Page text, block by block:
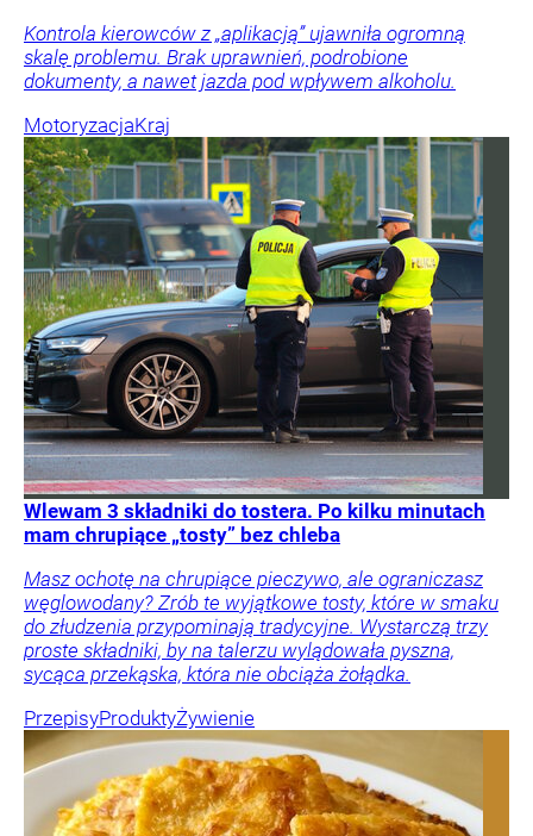
Kontrola kierowców z „aplikacją” ujawniła ogromną
skalę problemu. Brak uprawnień, podrobione
dokumenty, a nawet jazda pod wpływem alkoholu.
MotoryzacjaKraj
Wlewam 3 składniki do tostera. Po kilku minutach
mam chrupiące „tosty” bez chleba
Masz ochotę na chrupiące pieczywo, ale ograniczasz
węglowodany? Zrób te wyjątkowe tosty, które w smaku
do złudzenia przypominają tradycyjne. Wystarczą trzy
proste składniki, by na talerzu wylądowała pyszna,
sycąca przekąska, która nie obciąża żołądka.
PrzepisyProduktyŻywienie